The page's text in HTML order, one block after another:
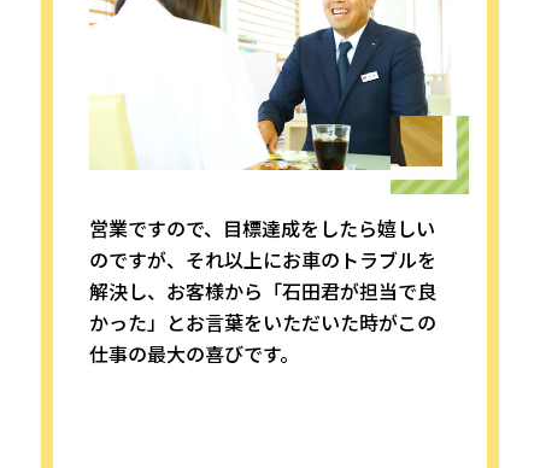
営業ですので、目標達成をしたら嬉しい
のですが、それ以上にお車のトラブルを
解決し、お客様から「石田君が担当で良
かった」とお言葉をいただいた時がこの
仕事の最大の喜びです。